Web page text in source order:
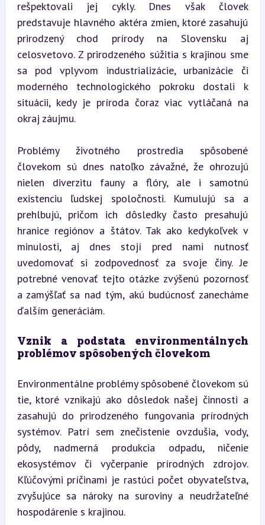
rešpektovali jej cykly. Dnes však človek
predstavuje hlavného aktéra zmien, ktoré zasahujú
prirodzený chod prírody na Slovensku aj
celosvetovo. Z prirodzeného súžitia s krajinou sme
sa pod vplyvom industrializácie, urbanizácie či
moderného technologického pokroku dostali k
situácii, kedy je príroda čoraz viac vytláčaná na
okraj záujmu.
Problémy životného prostredia spôsobené
človekom sú dnes natoľko závažné, že ohrozujú
nielen diverzitu fauny a flóry, ale i samotnú
existenciu ľudskej spoločnosti. Kumulujú sa a
prehlbujú, pričom ich dôsledky často presahujú
hranice regiónov a štátov. Tak ako kedykoľvek v
minulosti, aj dnes stojí pred nami nutnosť
uvedomovať si zodpovednosť za svoje činy. Je
potrebné venovať tejto otázke zvýšenú pozornosť
a zamýšľať sa nad tým, akú budúcnosť zanecháme
ďalším generáciám.
Vznik a podstata environmentálnych
problémov spôsobených človekom
Environmentálne problémy spôsobené človekom sú
tie, ktoré vznikajú ako dôsledok našej činnosti a
zasahujú do prirodzeného fungovania prírodných
systémov. Patrí sem znečistenie ovzdušia, vody,
pôdy, nadmerná produkcia odpadu, ničenie
ekosystémov či vyčerpanie prírodných zdrojov.
Kľúčovými príčinami je rastúci počet obyvateľstva,
zvyšujúce sa nároky na suroviny a neudržateľné
hospodárenie s krajinou.